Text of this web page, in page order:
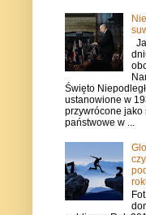
Święto
ustanowione w
przywrócone jako
państwowe w ...